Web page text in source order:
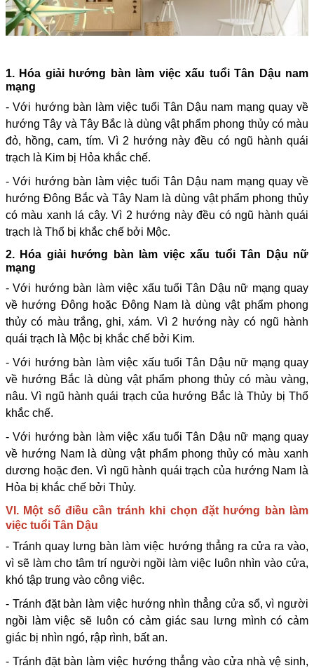
1. Hóa giải hướng bàn làm việc xấu tuổi Tân Dậu nam
mạng
- Với hướng bàn làm việc tuổi Tân Dậu nam mạng quay về
hướng Tây và Tây Bắc là dùng vật phẩm phong thủy có màu
đỏ, hồng, cam, tím. Vì 2 hướng này đều có ngũ hành quái
trạch là Kim bị Hỏa khắc chế.
- Với hướng bàn làm việc tuổi Tân Dậu nam mạng quay về
hướng Đông Bắc và Tây Nam là dùng vật phẩm phong thủy
có màu xanh lá cây. Vì 2 hướng này đều có ngũ hành quái
trạch là Thổ bị khắc chế bởi Mộc.
2. Hóa giải hướng bàn làm việc xấu tuổi Tân Dậu nữ
mạng
- Với hướng bàn làm việc xấu tuổi Tân Dậu nữ mạng quay
về hướng Đông hoặc Đông Nam là dùng vật phẩm phong
thủy có màu trắng, ghi, xám. Vì 2 hướng này có ngũ hành
quái trạch là Mộc bị khắc chế bởi Kim.
- Với hướng bàn làm việc xấu tuổi Tân Dậu nữ mạng quay
về hướng Bắc là dùng vật phẩm phong thủy có màu vàng,
nâu. Vì ngũ hành quái trạch của hướng Bắc là Thủy bị Thổ
khắc chế.
- Với hướng bàn làm việc xấu tuổi Tân Dậu nữ mạng quay
về hướng Nam là dùng vật phẩm phong thủy có màu xanh
dương hoặc đen. Vì ngũ hành quái trạch của hướng Nam là
Hỏa bị khắc chế bởi Thủy.
VI. Một số điều cần tránh khi chọn đặt hướng bàn làm
việc tuổi Tân Dậu
- Tránh quay lưng bàn làm việc hướng thẳng ra cửa ra vào,
vì sẽ làm cho tâm trí người ngồi làm việc luôn nhìn vào cửa,
khó tập trung vào công việc.
- Tránh đặt bàn làm việc hướng nhìn thẳng cửa sổ, vì người
ngồi làm việc sẽ luôn có cảm giác sau lưng mình có cảm
giác bị nhìn ngó, rập rình, bất an.
- Tránh đặt bàn làm việc hướng thẳng vào cửa nhà vệ sinh,